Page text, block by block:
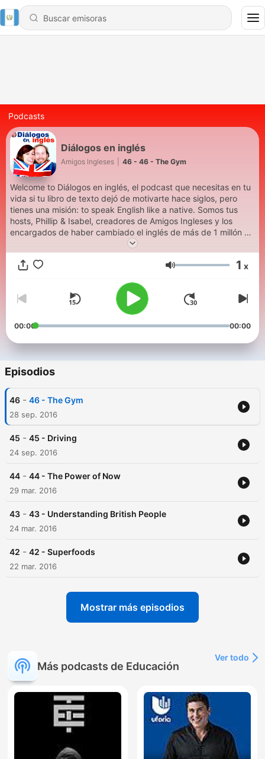
Podcasts
Diálogos en inglés
Amigos Ingleses 46 - 46 - The Gym
Welcome to Diálogos en inglés, el podcast que necesitas en tu
vida si tu libro de texto dejó de motivarte hace siglos, pero
tienes una misión: to speak English like a native. Somos tus
hosts, Phillip & Isabel, creadores de Amigos Ingleses y los
encargados de haber cambiado el inglés de más de 1 millón de
estudiantes en todo el planeta. Sit back, relax y vente a
aprender 100% real English. ✨🇬🇧
Volumen 1 x
00:00 00:00
Episodios
46 - 46 - The Gym
28 sep. 2016
45 - 45 - Driving
24 sep. 2016
44 - 44 - The Power of Now
29 mar. 2016
43 - 43 - Understanding British People
24 mar. 2016
42 - 42 - Superfoods
22 mar. 2016
Mostrar más episodios
Más podcasts de Educación
Ver todo